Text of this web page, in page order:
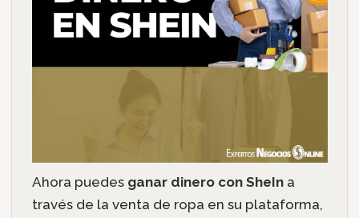
Ahora puedes ganar dinero con SheIna
través de la venta de ropa en su plataforma,